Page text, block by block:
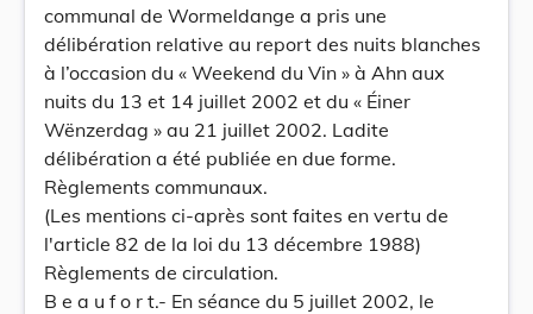
communal de Wormeldange a pris une
délibération relative au report des nuits blanches
à l’occasion du « Weekend du Vin » à Ahn aux
nuits du 13 et 14 juillet 2002 et du « Éiner
Wënzerdag » au 21 juillet 2002. Ladite
délibération a été publiée en due forme.
Règlements communaux.
(Les mentions ci-après sont faites en vertu de
l'article 82 de la loi du 13 décembre 1988)
Règlements de circulation.
B e a u f o r t.- En séance du 5 juillet 2002, le